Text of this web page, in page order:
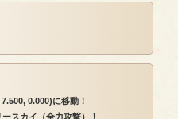
0.000)に移動！
スカイ（全力攻撃）！